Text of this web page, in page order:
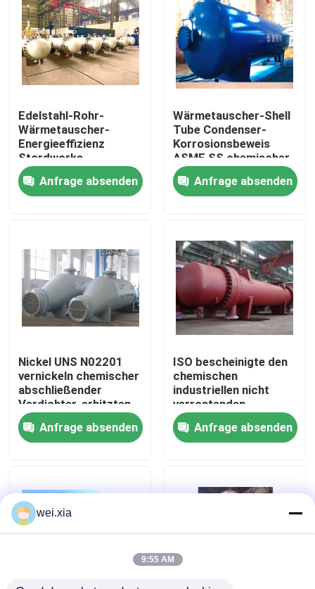
Zu Hause
Videos
Über uns
Werksbesichtigung
Qualitätskontrolle
Neuigkeiten
Rechtssachen
Edelstahl-Rohr-
Wärmetauscher-
Energieeffizienz
Stordworks
industrielle
Anfrage absenden
Wärmetauscher-Shell
Tube Condenser-
Korrosionsbeweis
ASME SS chemischer
Anfrage absenden
Nickel UNS N02201
vernickeln chemischer
abschließender
Verdichter-erhitzten
Verdampfer des
Wärmetauscher-201
Anfrage absenden
ISO bescheinigte den
chemischen
industriellen nicht
verrostenden
Rippenrohr-
Wärmetauscher
Anfrage absenden
wei.xia
9:55 AM